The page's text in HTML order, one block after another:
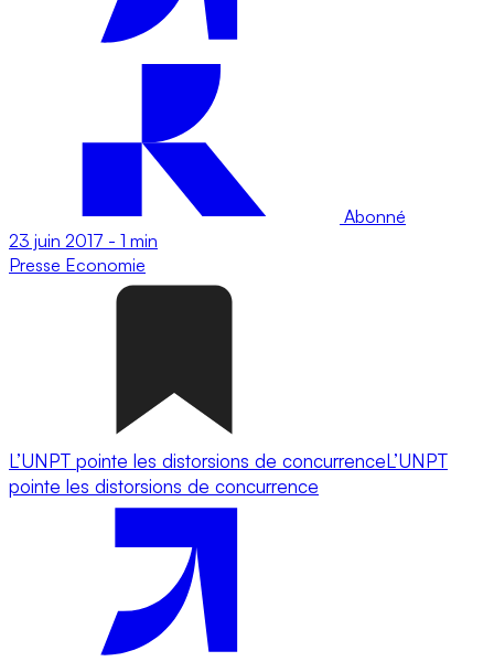
Abonné
23 juin 2017 - 1 min
Presse Economie
L’UNPT pointe les distorsions de concurrenceL’UNPT
pointe les distorsions de concurrence